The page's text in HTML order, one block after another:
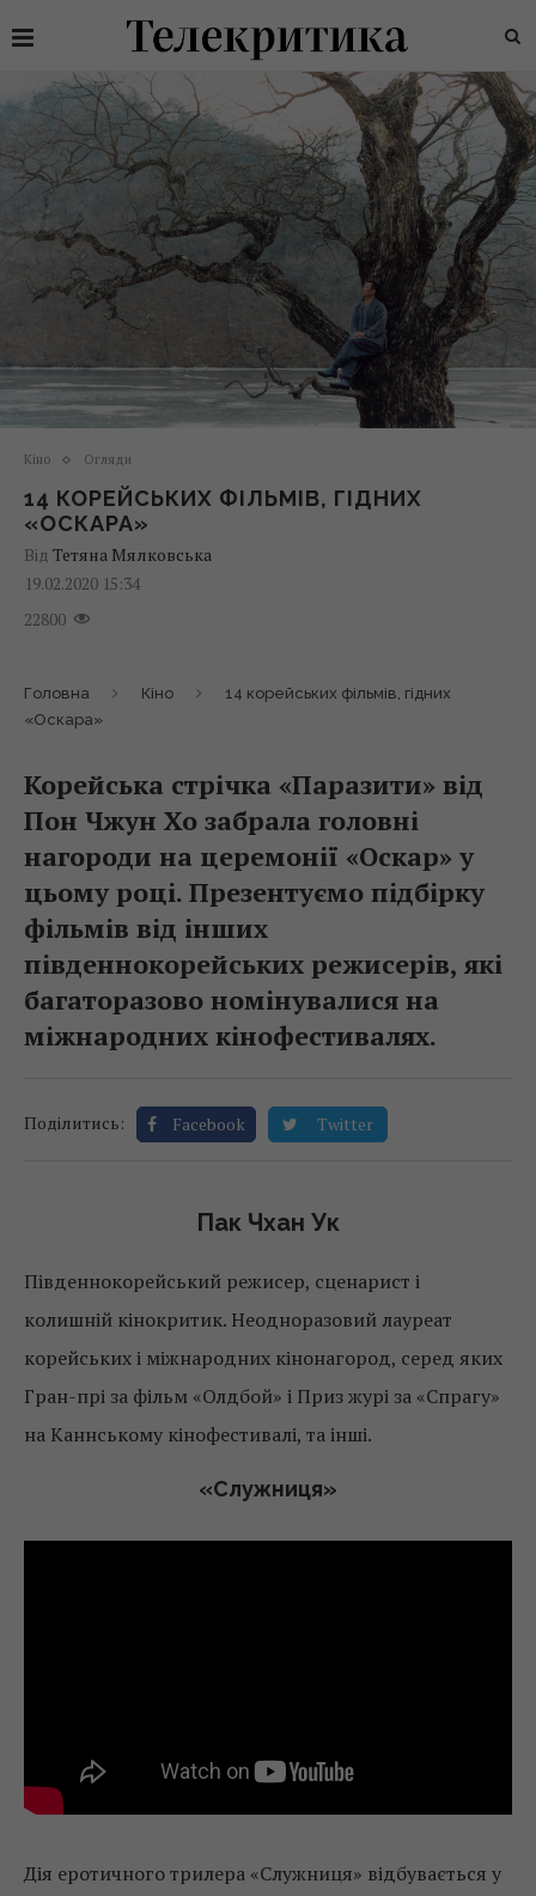
Кіно Огляди
14 КОРЕЙСЬКИХ ФІЛЬМІВ, ГІДНИХ
«ОСКАРА»
Від Тетяна Мялковська
19.02.2020 15:34
22800
Головна Кіно
14 корейських фільмів, гідних
«Оскара»
Корейська стрічка «Паразити» від
Пон Чжун Хо забрала головні
нагороди на церемонії «Оскар» у
цьому році. Презентуємо підбірку
фільмів від інших
південнокорейських режисерів, які
багаторазово номінувалися на
міжнародних кінофестивалях.
Поділитись: Facebook Twitter
Пак Чхан Ук
Південнокорейський режисер, сценарист і
колишній кінокритик. Неодноразовий лауреат
корейських і міжнародних кінонагород, серед яких
Гран-прі за фільм «Олдбой» і Приз журі за «Спрагу»
на Каннському кінофестивалі, та інші.
«Служниця»
Дія еротичного трилера «Служниця» відбувається у